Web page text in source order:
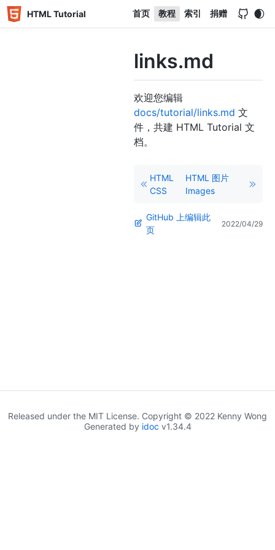
HTML Tutorial 首页 教程 索引 捐赠
links.md
欢迎您编辑
docs/tutorial/links.md 文
件，共建 HTML Tutorial 文
档。
HTML
CSS
HTML 图片
Images
GitHub 上编辑此
页
2022/04/29
Released under the MIT License. Copyright © 2022 Kenny Wong
Generated by idoc v1.34.4